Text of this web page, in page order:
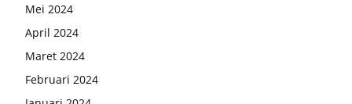
Mei 2024
April 2024
Maret 2024
Februari 2024